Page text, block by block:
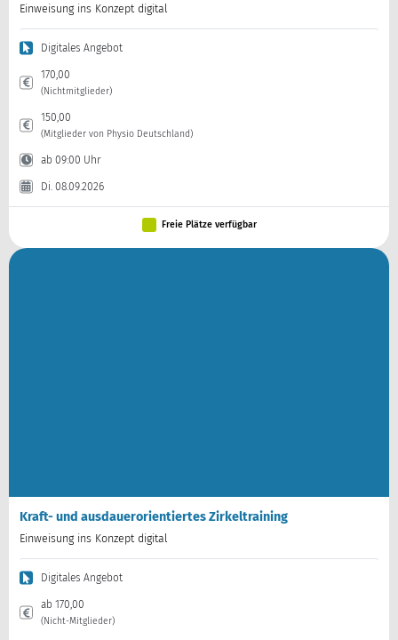
Einweisung ins Konzept digital
Digitales Angebot
170,00
(Nichtmitglieder)
150,00
(Mitglieder von Physio Deutschland)
ab 09:00 Uhr
Di. 08.09.2026
Freie Plätze verfügbar
Kraft- und ausdauerorientiertes Zirkeltraining
Einweisung ins Konzept digital
Digitales Angebot
ab 170,00
(Nicht-Mitglieder)